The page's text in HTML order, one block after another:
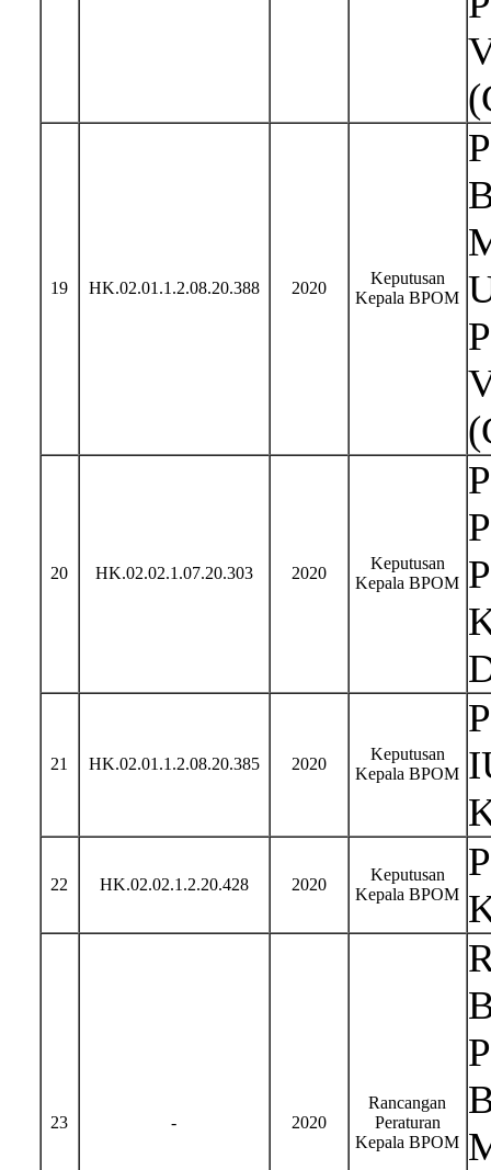
19 HK.02.01.1.2.08.20.388 2020
Keputusan
Kepala BPOM
20 HK.02.02.1.07.20.303 2020
Keputusan
Kepala BPOM
21 HK.02.01.1.2.08.20.385 2020
Keputusan
Kepala BPOM
22 HK.02.02.1.2.20.428 2020
Keputusan
Kepala BPOM
23 - 2020
Rancangan
Peraturan
Kepala BPOM